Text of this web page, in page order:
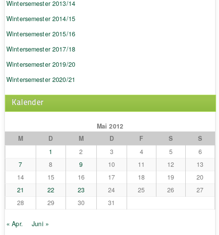
Wintersemester 2013/14
Wintersemester 2014/15
Wintersemester 2015/16
Wintersemester 2017/18
Wintersemester 2019/20
Wintersemester 2020/21
Kalender
Mai 2012
M
D M D F S
S
1
2 3 4 5
6
7
8 9 10 11 12
13
14
15 16 17 18 19
20
21
22 23 24 25 26
27
28
29 30 31
« Apr. Juni »